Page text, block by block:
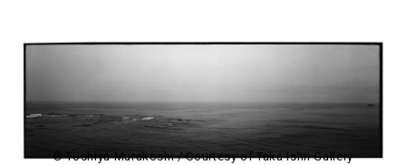
© Toshiya Murakoshi / Courtesy of Taka Ishii Gallery